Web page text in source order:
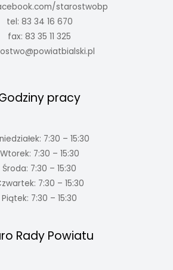
starostwobp
tel: 83 34 16 670
fax: 83 35 11 325
pracy
7:30 – 15:30
Wtorek: 7:30 – 15:30
Środa: 7:30 – 15:30
7:30 – 15:30
Piątek: 7:30 – 15:30
Rady Powiatu